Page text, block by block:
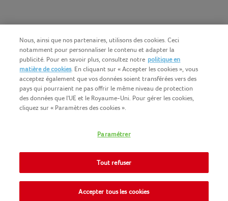
COPYRIGHT IGLO 2025
CONTACTEZ NOUS
COOKIE-POLICY
NOMAD FOODS
POLITIQUE-DE-CONFIDENTIALITE
SITEMAP
Nous, ainsi que nos partenaires, utilisons des cookies. Ceci
notamment pour personnaliser le contenu et adapter la
publicité. Pour en savoir plus, consultez notre politique en
matière de cookies. En cliquant sur « Accepter les cookies », vous
acceptez également que vos données soient transférées vers des
pays qui pourraient ne pas offrir le même niveau de protection
des données que l'UE et le Royaume-Uni. Pour gérer les cookies,
cliquez sur « Paramètres des cookies ».
Paramétrer
Tout refuser
Accepter tous les cookies